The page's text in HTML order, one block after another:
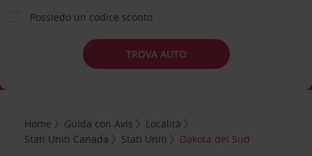
Possiedo un codice sconto
TROVA AUTO
Home Guida con Avis
Località
Stati Uniti Canada
Stati Uniti Dakota del Sud